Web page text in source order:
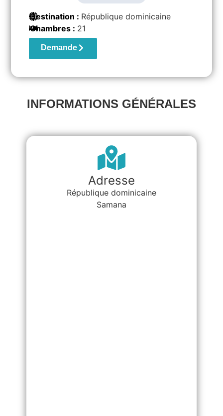
Destination : République dominicaine
Chambres : 21
Demande
INFORMATIONS GÉNÉRALES
Adresse
République dominicaine
Samana